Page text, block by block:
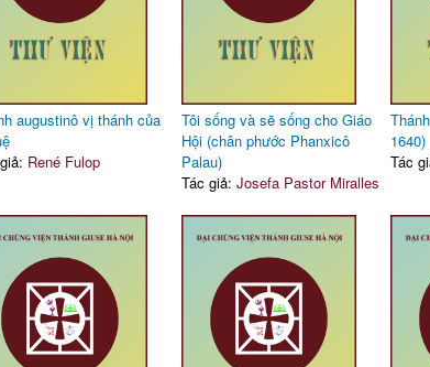
augustinô vị thánh của
René Fulop
Tôi sống và sẽ sống cho Giáo
Hội (chân phước Phanxicô
Palau)
Tác giả: Josefa Pastor Miralles
1640)
Tác